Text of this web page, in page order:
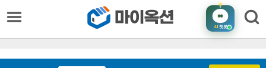
AI챗봇